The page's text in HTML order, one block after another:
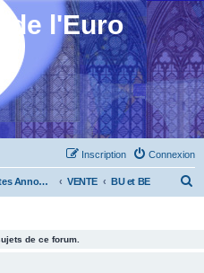
de l'Euro
Connexion
Inscription
Petites Annonces VENTE BU et BE
de ce forum.